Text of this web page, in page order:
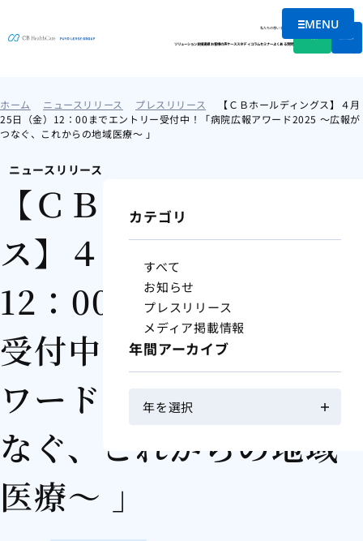
メニュー
MENU
私たちの想い会社情報
ソリューション支援実績お客様の声ケーススタディコラムセミナーよくある質問
ホーム ニュースリリース プレスリリース
【ＣＢホールディングス】４月
25日（金）12：00までエントリー受付中！「病院広報アワード2025 ～広報が
つなぐ、これからの地域医療～ 」
ニュースリリース
【ＣＢホールディング
ス】４月25日（金）
12：00までエントリー
受付中！「病院広報ア
ワード2025 ～広報がつ
なぐ、これからの地域
医療～ 」
カテゴリ
すべて
お知らせ
プレスリリース
メディア掲載情報
年間アーカイブ